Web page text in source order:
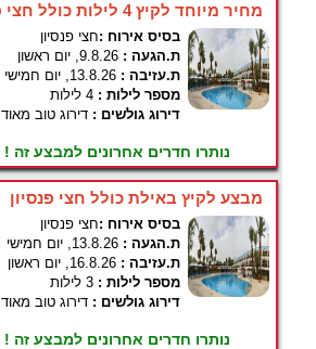
מחיר מיוחד לקיץ 4 לילות כולל חצי פנסיון
בסיס אירוח :חצי פנסיון
ת.הגעה : 9.8.26, יום ראשון
ת.עזיבה : 13.8.26, יום חמישי
מספר לילות : 4 לילות
דירוג גולשים : דירוג טוב מאוד
נותרו חדרים אחרונים למבצע זה !
מבצע לקיץ באילת כולל חצי פנסיון
בסיס אירוח :חצי פנסיון
ת.הגעה : 13.8.26, יום חמישי
ת.עזיבה : 16.8.26, יום ראשון
מספר לילות : 3 לילות
דירוג גולשים : דירוג טוב מאוד
נותרו חדרים אחרונים למבצע זה !